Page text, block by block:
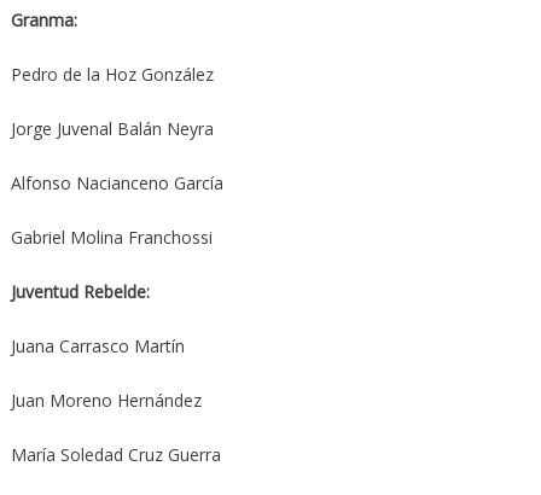
Granma:
Pedro de la Hoz González
Jorge Juvenal Balán Neyra
Alfonso Nacianceno García
Gabriel Molina Franchossi
Juventud Rebelde:
Juana Carrasco Martín
Juan Moreno Hernández
María Soledad Cruz Guerra